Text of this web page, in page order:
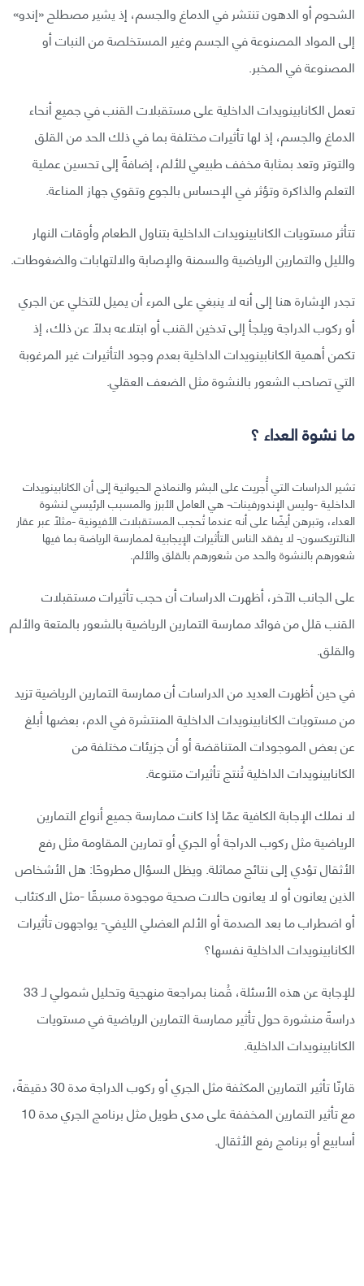
الشحوم أو الدهون تنتشر في الدماغ والجسم، إذ يشير مصطلح «إندو»
إلى المواد المصنوعة في الجسم وغير المستخلصة من النبات أو
المصنوعة في المخبر.
تعمل الكانابينويدات الداخلية على مستقبلات القنب في جميع أنحاء
الدماغ والجسم، إذ لها تأثيرات مختلفة بما في ذلك الحد من القلق
والتوتر وتعد بمثابة مخفف طبيعي للألم، إضافةً إلى تحسين عملية
التعلم والذاكرة وتؤثر في الإحساس بالجوع وتقوي جهاز المناعة.
تتأثر مستويات الكانابينويدات الداخلية بتناول الطعام وأوقات النهار
والليل والتمارين الرياضية والسمنة والإصابة والالتهابات والضغوطات.
تجدر الإشارة هنا إلى أنه لا ينبغي على المرء أن يميل للتخلي عن الجري
أو ركوب الدراجة ويلجأ إلى تدخين القنب أو ابتلاعه بدلًا عن ذلك، إذ
تكمن أهمية الكانابينويدات الداخلية بعدم وجود التأثيرات غير المرغوبة
التي تصاحب الشعور بالنشوة مثل الضعف العقلي.
ما نشوة العداء ؟
تشير الدراسات التي أُجريت على البشر والنماذج الحيوانية إلى أن الكانابينويدات
الداخلية -وليس الإندورفينات- هي العامل الأبرز والمسبب الرئيسي لنشوة
العداء، وتبرهن أيضًا على أنه عندما تُحجب المستقبلات الأفيونية -مثلًا عبر عقار
النالتريكسون- لا يفقد الناس التأثيرات الإيجابية لممارسة الرياضة بما فيها
شعورهم بالنشوة والحد من شعورهم بالقلق والألم.
على الجانب الآخر، أظهرت الدراسات أن حجب تأثيرات مستقبلات
القنب قلل من فوائد ممارسة التمارين الرياضية بالشعور بالمتعة والألم
والقلق.
في حين أظهرت العديد من الدراسات أن ممارسة التمارين الرياضية تزيد
من مستويات الكانابينويدات الداخلية المنتشرة في الدم، بعضها أبلغ
عن بعض الموجودات المتناقضة أو أن جزيئات مختلفة من
الكانابينويدات الداخلية تُنتج تأثيرات متنوعة.
لا نملك الإجابة الكافية عمّا إذا كانت ممارسة جميع أنواع التمارين
الرياضية مثل ركوب الدراجة أو الجري أو تمارين المقاومة مثل رفع
الأثقال تؤدي إلى نتائج مماثلة. ويظل السؤال مطروحًا: هل الأشخاص
الذين يعانون أو لا يعانون حالات صحية موجودة مسبقًا -مثل الاكتئاب
أو اضطراب ما بعد الصدمة أو الألم العضلي الليفي- يواجهون تأثيرات
الكانابينويدات الداخلية نفسها؟
للإجابة عن هذه الأسئلة، قُمنا بمراجعة منهجية وتحليل شمولي لـ 33
دراسةً منشورة حول تأثير ممارسة التمارين الرياضية في مستويات
الكانابينويدات الداخلية.
قارنّا تأثير التمارين المكثفة مثل الجري أو ركوب الدراجة مدة 30 دقيقةً،
مع تأثير التمارين المخففة على مدى طويل مثل برنامج الجري مدة 10
أسابيع أو برنامج رفع الأثقال.